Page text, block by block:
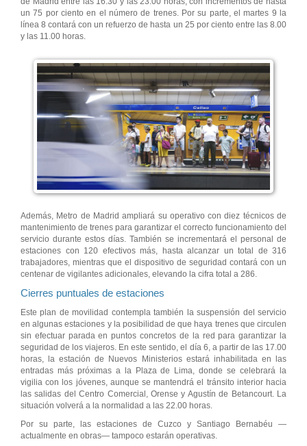
un 75 por ciento en el número de trenes. Por su parte, el martes 9 la
línea 8 contará con un refuerzo de hasta un 25 por ciento entre las 8.00
y las 11.00 horas.
Además, Metro de Madrid ampliará su operativo con diez técnicos de
mantenimiento de trenes para garantizar el correcto funcionamiento del
servicio durante estos días. También se incrementará el personal de
estaciones con 120 efectivos más, hasta alcanzar un total de 316
trabajadores, mientras que el dispositivo de seguridad contará con un
centenar de vigilantes adicionales, elevando la cifra total a 286.
Cierres puntuales de estaciones
Este plan de movilidad contempla también la suspensión del servicio
en algunas estaciones y la posibilidad de que haya trenes que circulen
sin efectuar parada en puntos concretos de la red para garantizar la
seguridad de los viajeros. En este sentido, el día 6, a partir de las 17.00
horas, la estación de Nuevos Ministerios estará inhabilitada en las
entradas más próximas a la Plaza de Lima, donde se celebrará la
vigilia con los jóvenes, aunque se mantendrá el tránsito interior hacia
las salidas del Centro Comercial, Orense y Agustín de Betancourt. La
situación volverá a la normalidad a las 22.00 horas.
Por su parte, las estaciones de Cuzco y Santiago Bernabéu —
actualmente en obras— tampoco estarán operativas.